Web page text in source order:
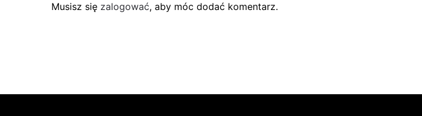
Musisz się zalogować, aby móc dodać komentarz.